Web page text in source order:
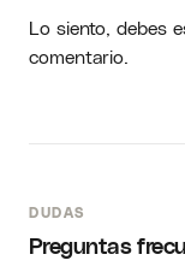
Lo siento, debes
comentario.
DUDAS
Preguntas